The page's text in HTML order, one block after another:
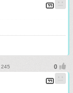
245